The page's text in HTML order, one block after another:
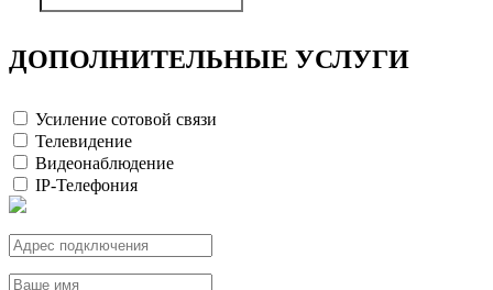
ДОПОЛНИТЕЛЬНЫЕ УСЛУГИ
Усиление сотовой связи
Телевидение
Видеонаблюдение
IP-Телефония